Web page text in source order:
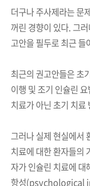
더구나 주사제라는 문
꺼린 경향이 있다. 그
고안을 필두로 최근 들
최근의 권고안들은 초
이행 및 조기 인슐린
치료가 아닌 초기 치료
그러나 실제 현실에서
치료에 대한 환자들의
자가 인슐린 치료에 대
항성(psychological